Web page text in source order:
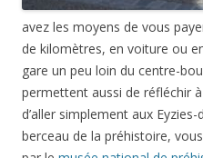
avez les moyens de vous
de kilomètres, en voiture ou
gare un peu loin du centre-
permettent aussi de réfléchir
d’aller simplement aux
berceau de la préhistoire,